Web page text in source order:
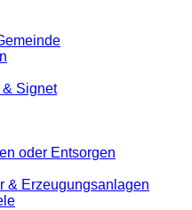
Signet
oder Entsorgen
& Erzeugungsanlagen